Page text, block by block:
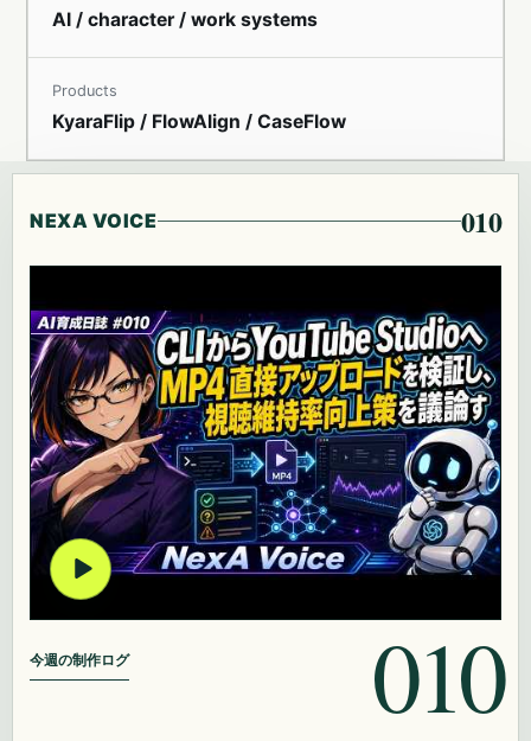
AI / character / work systems
Products
KyaraFlip / FlowAlign / CaseFlow
NEXA VOICE 010
今週の制作ログ 010